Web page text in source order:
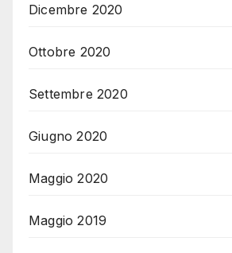
Dicembre 2020
Ottobre 2020
Settembre 2020
Giugno 2020
Maggio 2020
Maggio 2019